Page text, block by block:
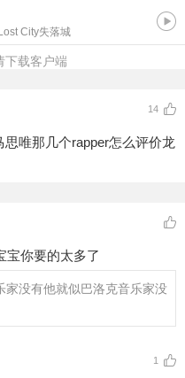
City失落城
下载客户端
14
唯那几个rapper怎么评价龙
宝你要的太多了
家没有他就似巴洛克音乐家没
1